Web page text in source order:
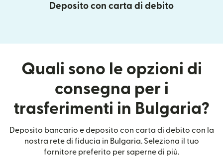
Deposito con carta di debito
Quali sono le opzioni di
consegna per i
trasferimenti in Bulgaria?
Deposito bancario e deposito con carta di debito con la
nostra rete di fiducia in Bulgaria. Seleziona il tuo
fornitore preferito per saperne di più.